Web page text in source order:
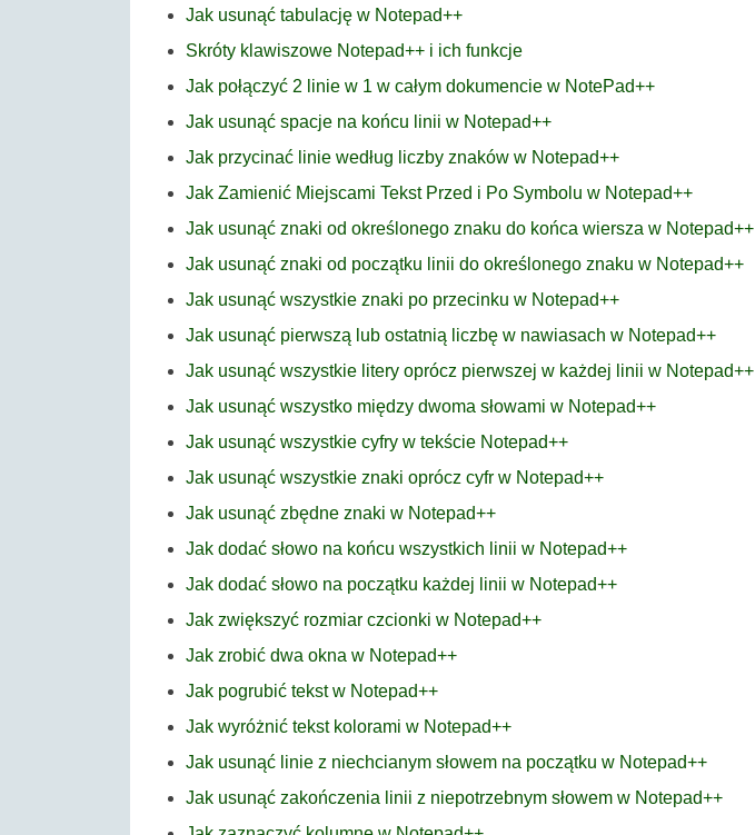
Jak usunąć tabulację w Notepad++
Skróty klawiszowe Notepad++ i ich funkcje
Jak połączyć 2 linie w 1 w całym dokumencie w NotePad++
Jak usunąć spacje na końcu linii w Notepad++
Jak przycinać linie według liczby znaków w Notepad++
Jak Zamienić Miejscami Tekst Przed i Po Symbolu w Notepad++
Jak usunąć znaki od określonego znaku do końca wiersza w Notepad++
Jak usunąć znaki od początku linii do określonego znaku w Notepad++
Jak usunąć wszystkie znaki po przecinku w Notepad++
Jak usunąć pierwszą lub ostatnią liczbę w nawiasach w Notepad++
Jak usunąć wszystkie litery oprócz pierwszej w każdej linii w Notepad++
Jak usunąć wszystko między dwoma słowami w Notepad++
Jak usunąć wszystkie cyfry w tekście Notepad++
Jak usunąć wszystkie znaki oprócz cyfr w Notepad++
Jak usunąć zbędne znaki w Notepad++
Jak dodać słowo na końcu wszystkich linii w Notepad++
Jak dodać słowo na początku każdej linii w Notepad++
Jak zwiększyć rozmiar czcionki w Notepad++
Jak zrobić dwa okna w Notepad++
Jak pogrubić tekst w Notepad++
Jak wyróżnić tekst kolorami w Notepad++
Jak usunąć linie z niechcianym słowem na początku w Notepad++
Jak usunąć zakończenia linii z niepotrzebnym słowem w Notepad++